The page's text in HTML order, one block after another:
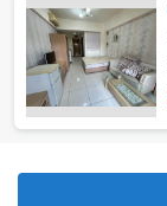
預設排序